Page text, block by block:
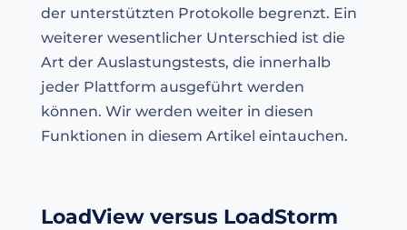
der unterstützten Protokolle begrenzt. Ein
weiterer wesentlicher Unterschied ist die
Art der Auslastungstests, die innerhalb
jeder Plattform ausgeführt werden
können. Wir werden weiter in diesen
Funktionen in diesem Artikel eintauchen.
LoadView versus LoadStorm